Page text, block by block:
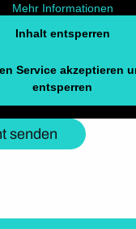
Mehr Informationen
Inhalt entsperren
Service akzeptieren
entsperren
senden